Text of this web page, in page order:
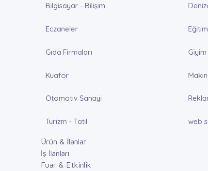
Bilgisayar - Bilişim
Eczaneler
Gıda Firmaları
Kuaför
Otomotiv Sanayi
Turizm - Tatil web
Ürün & İlanlar
İş İlanları
Fuar & Etkinlik